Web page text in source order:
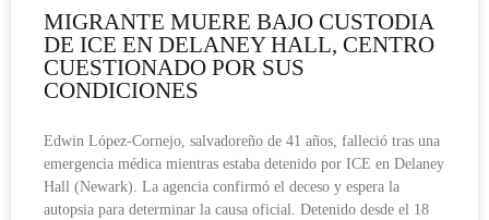
MIGRANTE MUERE BAJO CUSTODIA
DE ICE EN DELANEY HALL, CENTRO
CUESTIONADO POR SUS
CONDICIONES
Edwin López-Cornejo, salvadoreño de 41 años, falleció tras una
emergencia médica mientras estaba detenido por ICE en Delaney
Hall (Newark). La agencia confirmó el deceso y espera la
autopsia para determinar la causa oficial. Detenido desde el 18